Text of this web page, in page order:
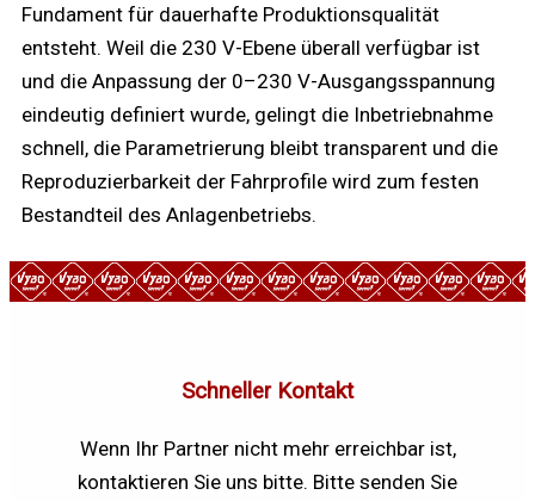
Fundament für dauerhafte Produktionsqualität
entsteht. Weil die 230 V-Ebene überall verfügbar ist
und die Anpassung der 0–230 V-Ausgangsspannung
eindeutig definiert wurde, gelingt die Inbetriebnahme
schnell, die Parametrierung bleibt transparent und die
Reproduzierbarkeit der Fahrprofile wird zum festen
Bestandteil des Anlagenbetriebs.
Schneller Kontakt
Wenn Ihr Partner nicht mehr erreichbar ist,
kontaktieren Sie uns bitte. Bitte senden Sie